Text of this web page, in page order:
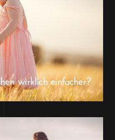
wirklich einfacher?